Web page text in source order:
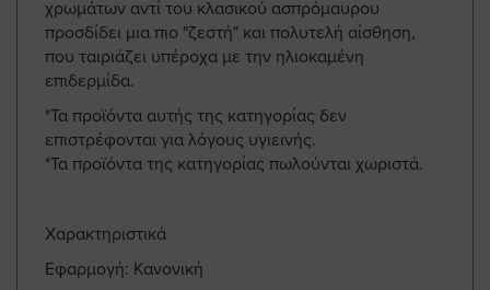
χρωμάτων αντί του κλασικού ασπρόμαυρου
προσδίδει μια πιο "ζεστή" και πολυτελή αίσθηση,
που ταιριάζει υπέροχα με την ηλιοκαμένη
επιδερμίδα.
*Τα προϊόντα αυτής της κατηγορίας δεν
επιστρέφονται για λόγους υγιεινής.
*Τα προϊόντα της κατηγορίας πωλούνται χωριστά.
Χαρακτηριστικά
Εφαρμογή: Κανονική